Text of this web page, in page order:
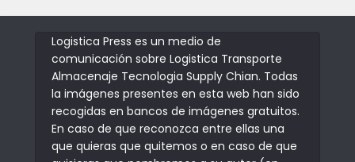
Logistica Press es un medio de
comunicación sobre Logistica Transporte
Almacenaje Tecnologia Supply Chian. Todas
la imágenes presentes en esta web han sido
recogidas en bancos de imágenes gratuitos.
En caso de que reconozca entre ellas una
que quieras que quitemos o en caso de que